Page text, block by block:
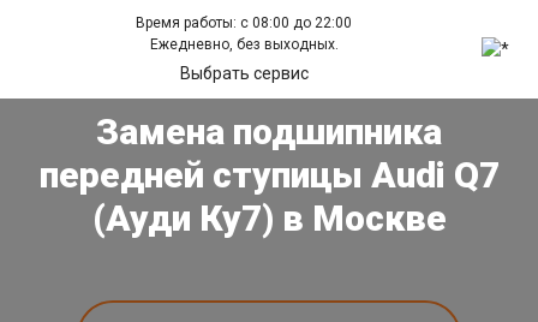
Время работы: с 08:00 до 22:00
Ежедневно, без выходных.
Выбрать сервис
Замена подшипника
передней ступицы Audi Q7
(Ауди Ку7) в Москве